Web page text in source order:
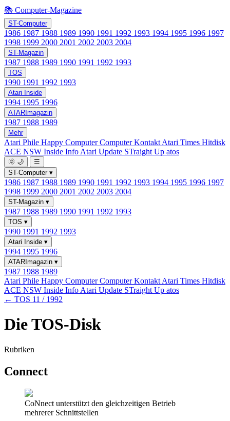
📚 Computer-Magazine
ST-Computer
1986 1987 1988 1989 1990 1991 1992 1993 1994 1995 1996 1997
1998 1999 2000 2001 2002 2003 2004
ST-Magazin
1987 1988 1989 1990 1991 1992 1993
TOS
1990 1991 1992 1993
Atari Inside
1994 1995 1996
ATARImagazin
1987 1988 1989
Mehr
Atari Phile Happy ComputerComputer Kontakt Atari Times Hitdisk
ACE NSW Inside Info Atari Update STraight Up atos
🌞 🌙
☰
ST-Computer ▾
1986 1987 1988 1989 1990 1991 1992 1993 1994 1995 1996 1997
1998 1999 2000 2001 2002 2003 2004
ST-Magazin ▾
1987 1988 1989 1990 1991 1992 1993
TOS ▾
1990 1991 1992 1993
Atari Inside ▾
1994 1995 1996
ATARImagazin ▾
1987 1988 1989
Atari Phile Happy ComputerComputer Kontakt Atari Times Hitdisk
ACE NSW Inside Info Atari Update STraight Up atos
← TOS 11 / 1992
Die TOS-Disk
Rubriken
Connect
CoNnect unterstützt den gleichzeitigen Betrieb
mehrerer Schnittstellen